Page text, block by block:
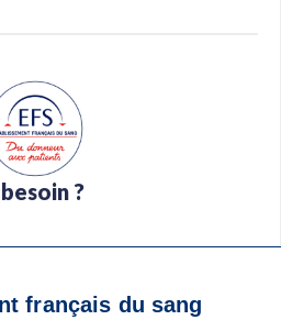
?
de sang
français du sang